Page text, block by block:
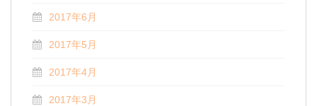
2017年6月
2017年5月
2017年4月
2017年3月